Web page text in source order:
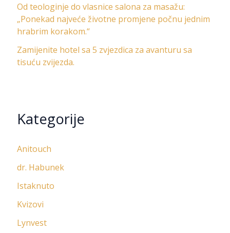
Od teologinje do vlasnice salona za masažu:
„Ponekad najveće životne promjene počnu jednim
hrabrim korakom.“
Zamijenite hotel sa 5 zvjezdica za avanturu sa
tisuću zvijezda.
Kategorije
Anitouch
dr. Habunek
Istaknuto
Kvizovi
Lynvest